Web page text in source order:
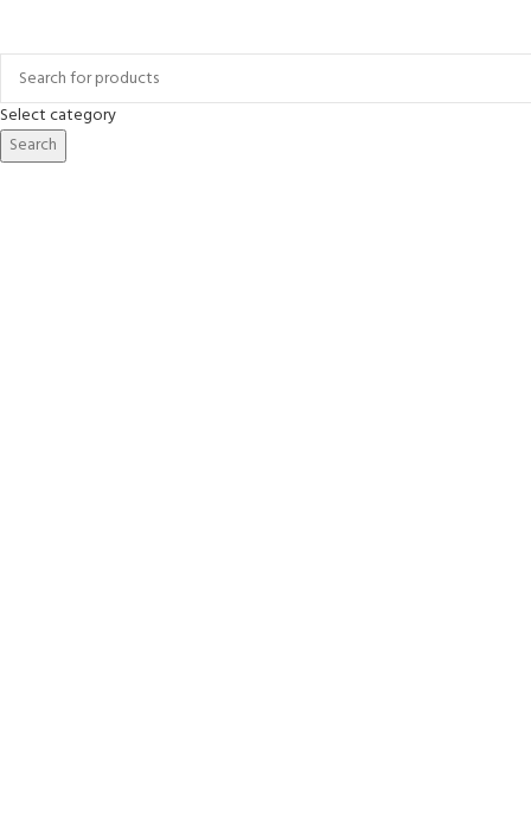
Select category
Search